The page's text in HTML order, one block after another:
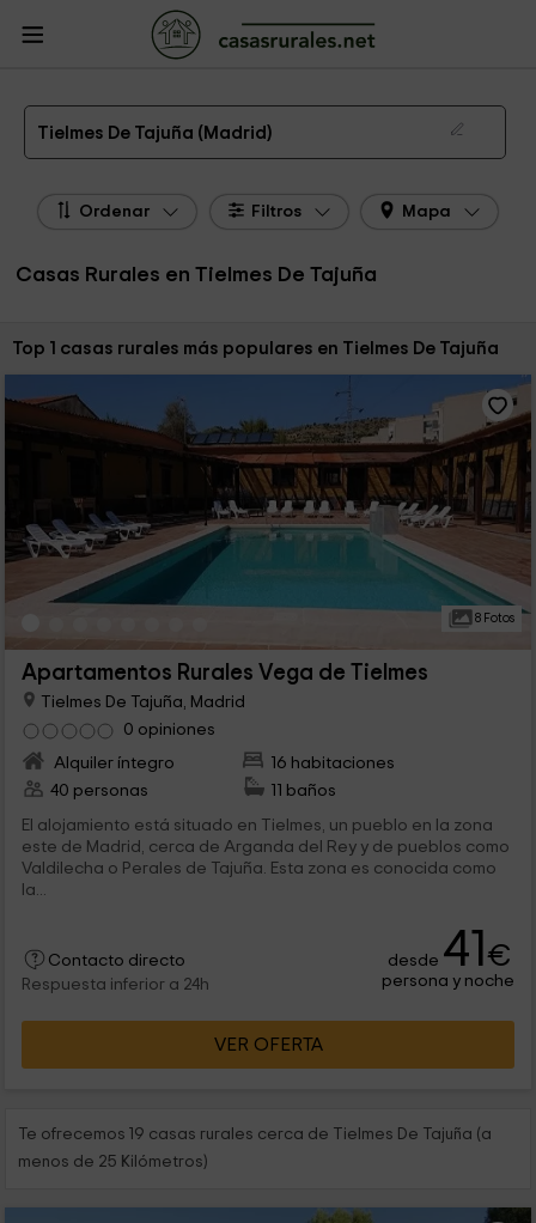
Casas Rurales
Tielmes De Tajuña
Las 1 mejores casas rurales en Tielmes De Tajuña de 2026
Tielmes De Tajuña (Madrid)
Ordenar Filtros Mapa
Casas Rurales en Tielmes De Tajuña
Ordenar por:
Top 1 casas rurales más populares en Tielmes De Tajuña
8 Fotos
Apartamentos Rurales Vega de Tielmes
Tielmes De Tajuña, Madrid
0 opiniones
Alquiler íntegro
16 habitaciones
40 personas
11 baños
El alojamiento está situado en Tielmes, un pueblo en la zona
este de Madrid, cerca de Arganda del Rey y de pueblos como
Valdilecha o Perales de Tajuña. Esta zona es conocida como
la...
Contacto directo
Respuesta inferior a 24h
desde 41€
persona y noche
VER OFERTA
Te ofrecemos 19 casas rurales cerca de Tielmes De Tajuña (a
menos de 25 Kilómetros)